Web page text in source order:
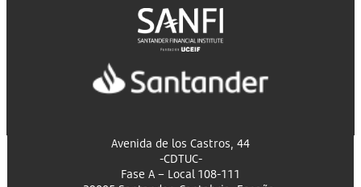
Avenida de los Castros, 44
-CDTUC-
Fase A – Local 108-111